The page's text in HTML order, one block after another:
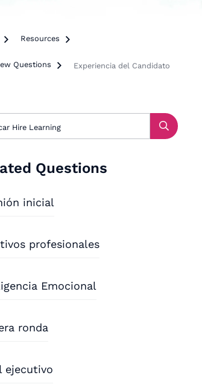
 Resources 
Questions  Experiencia del Candidato
Questions
inicial
profesionales
Emocional
ronda
ejecutivo